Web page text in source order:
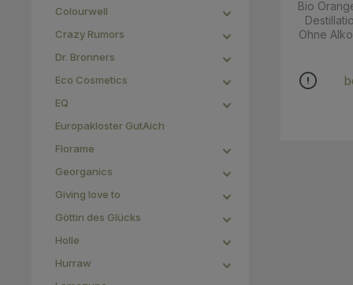
Colourwell
Crazy Rumors
Dr. Bronners
Eco Cosmetics
EQ
Europakloster GutAich
Florame
Georganics
Giving love to
Göttin des Glücks
Holle
Hurraw
Bio
Destillation Ökologischen
Ohne Alkohol sorgsam
und
Haut